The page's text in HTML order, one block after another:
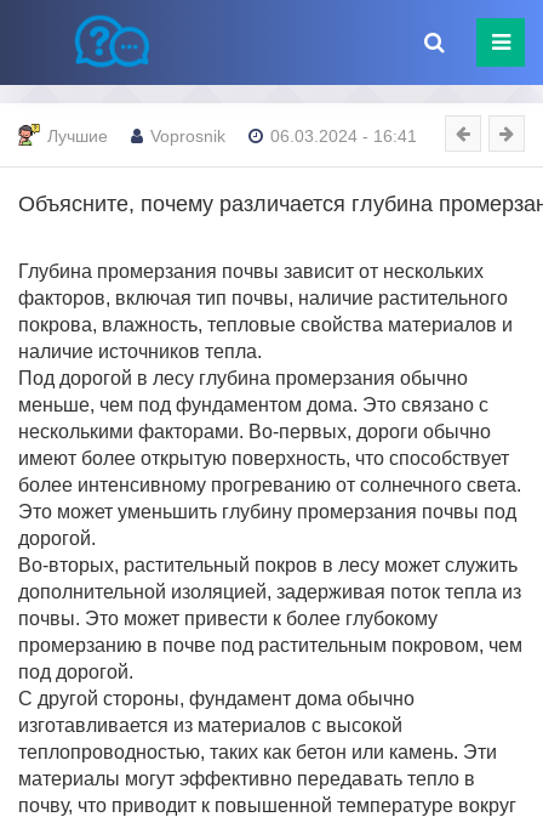
Лучшие Voprosnik 06.03.2024 - 16:41
Объясните, почему различается глубина
Глубина промерзания почвы зависит от нескольких
факторов, включая тип почвы, наличие растительного
покрова, влажность, тепловые свойства материалов и
наличие источников тепла.
Под дорогой в лесу глубина промерзания обычно
меньше, чем под фундаментом дома. Это связано с
несколькими факторами. Во-первых, дороги обычно
имеют более открытую поверхность, что способствует
более интенсивному прогреванию от солнечного света.
Это может уменьшить глубину промерзания почвы под
дорогой.
Во-вторых, растительный покров в лесу может служить
дополнительной изоляцией, задерживая поток тепла из
почвы. Это может привести к более глубокому
промерзанию в почве под растительным покровом, чем
под дорогой.
С другой стороны, фундамент дома обычно
изготавливается из материалов с высокой
теплопроводностью, таких как бетон или камень. Эти
материалы могут эффективно передавать тепло в
почву, что приводит к повышенной температуре вокруг